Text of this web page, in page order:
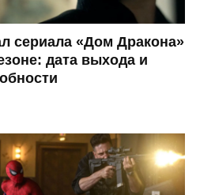
сериала «Дом Дракона»
дата выхода и